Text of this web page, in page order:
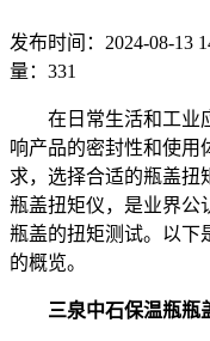
发布时间：2024-08-
量： 331
在日常生活和工业应
响产品的密封性和使用
求，选择合适的瓶盖扭
瓶盖扭矩仪，是业界公
瓶盖的扭矩测试。以下
的概览。
三泉中石保温瓶瓶